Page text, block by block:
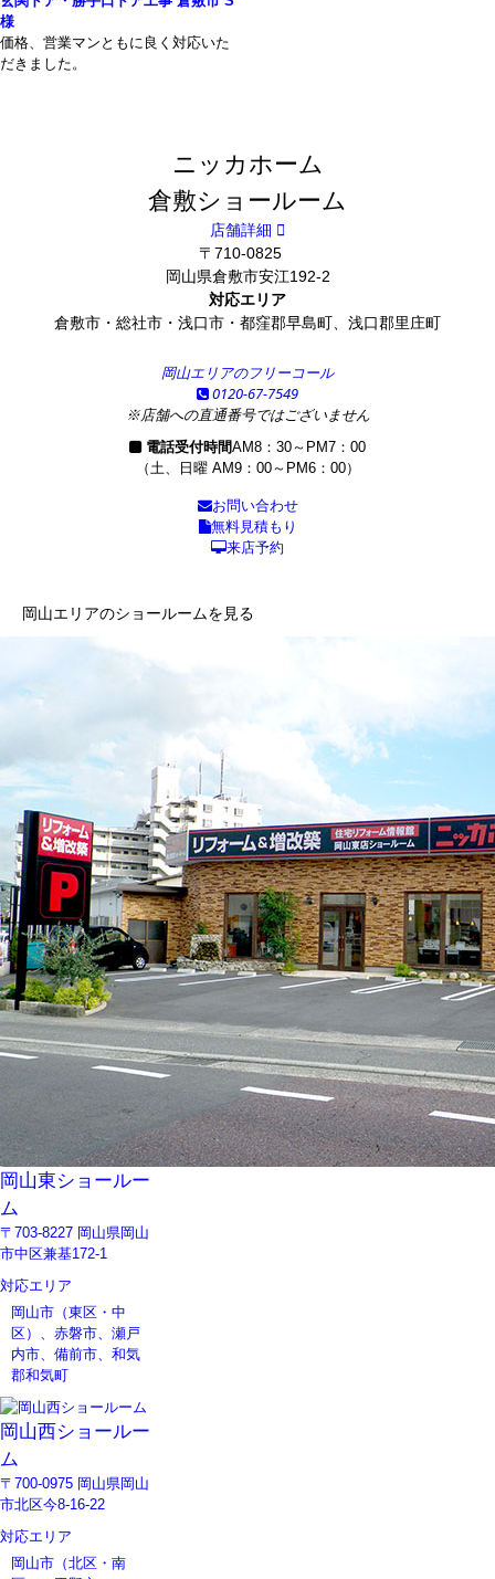
様
価格、営業マンともに良く対応いた
だきました。
ニッカホーム
倉敷ショールーム
店舗詳細
〒710-0825
岡山県倉敷市安江192-2
対応エリア
倉敷市・総社市・浅口市・都窪郡早島町、浅口郡里庄町
岡山エリアのフリーコール
0120-67-7549
※店舗への直通番号ではございません
電話受付時間AM8：30～PM7：00
（土、日曜 AM9：00～PM6：00）
お問い合わせ
無料見積もり
来店予約
岡山エリアのショールームを見る
岡山東ショールー
ム
〒703-8227 岡山県岡山
市中区兼基172-1
対応エリア
岡山市（東区・中
区）、赤磐市、瀬戸
内市、備前市、和気
郡和気町
岡山西ショールー
ム
〒700-0975 岡山県岡山
市北区今8-16-22
対応エリア
岡山市（北区・南